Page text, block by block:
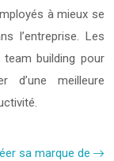
à mieux se
l’entreprise. Les
building pour
d’une meilleure
sa marque de